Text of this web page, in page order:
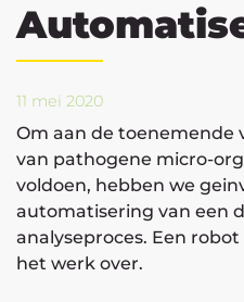
11 mei 2020
Om aan de toenemende
van pathogene micro-
voldoen, hebben we
automatisering van een
analyseproces. Een
het werk over.